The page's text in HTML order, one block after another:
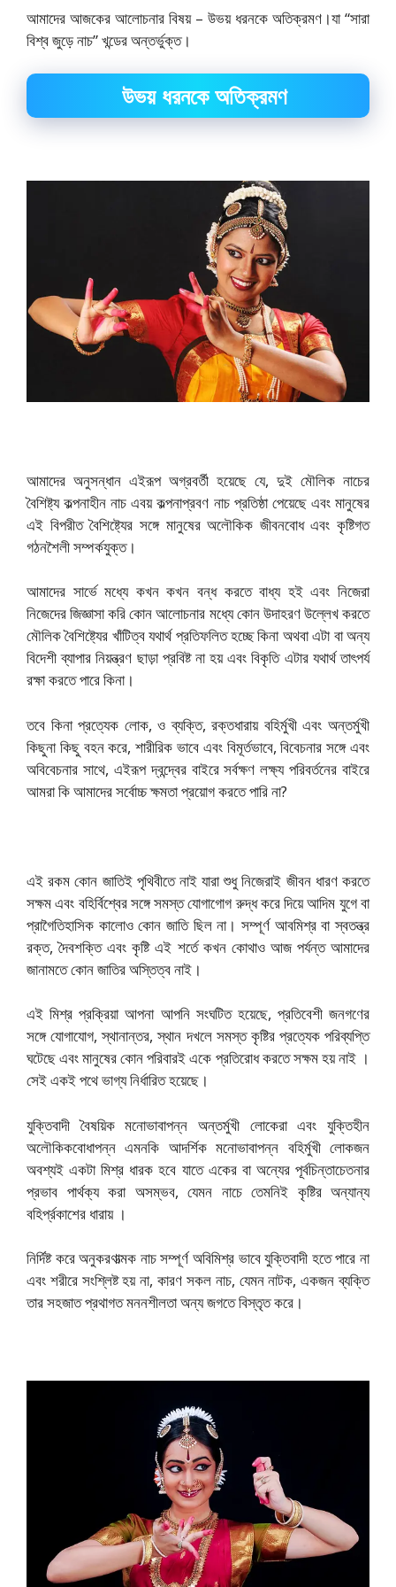
আমাদের আজকের আলোচনার বিষয় – উভয় ধরনকে অতিক্রমণ।যা “সারা
বিশ্ব জুড়ে নাচ” খন্ডের অন্তর্ভুক্ত।
উভয় ধরনকে অতিক্রমণ
আমাদের অনুসন্ধান এইরূপ অগ্রবর্তী হয়েছে যে, দুই মৌলিক নাচের
বৈশিষ্ট্য কল্পনাহীন নাচ এবয় কল্পনাপ্রবণ নাচ প্রতিষ্ঠা পেয়েছে এবং মানুষের
এই বিপরীত বৈশিষ্ট্যের সঙ্গে মানুষের অলৌকিক জীবনবোধ এবং কৃষ্টিগত
গঠনশৈলী সম্পর্কযুক্ত।
আমাদের সার্ভে মধ্যে কখন কখন বন্ধ করতে বাধ্য হই এবং নিজেরা
নিজেদের জিজ্ঞাসা করি কোন আলোচনার মধ্যে কোন উদাহরণ উল্লেখ করতে
মৌলিক বৈশিষ্ট্যের খাঁটিত্ব যথার্থ প্রতিফলিত হচ্ছে কিনা অথবা এটা বা অন্য
বিদেশী ব্যাপার নিয়ন্ত্রণ ছাড়া প্রবিষ্ট না হয় এবং বিকৃতি এটার যথার্থ তাৎপর্য
রক্ষা করতে পারে কিনা।
তবে কিনা প্রত্যেক লোক, ও ব্যক্তি, রক্তধারায় বহির্মুখী এবং অন্তর্মুখী
কিছুনা কিছু বহন করে, শারীরিক ভাবে এবং বিমূর্তভাবে, বিবেচনার সঙ্গে এবং
অবিবেচনার সাথে, এইরূপ দ্বন্দ্বের বাইরে সর্বক্ষণ লক্ষ্য পরিবর্তনের বাইরে
আমরা কি আমাদের সর্বোচ্চ ক্ষমতা প্রয়োগ করতে পারি না?
এই রকম কোন জাতিই পৃথিবীতে নাই যারা শুধু নিজেরাই জীবন ধারণ করতে
সক্ষম এবং বহির্বিশ্বের সঙ্গে সমস্ত যোগাগোগ রুদ্ধ করে দিয়ে আদিম যুগে বা
প্রাগৈতিহাসিক কালোও কোন জাতি ছিল না। সম্পূর্ণ আবমিশ্র বা স্বতন্ত্র
রক্ত, দৈবশক্তি এবং কৃষ্টি এই শর্তে কখন কোথাও আজ পর্যন্ত আমাদের
জানামতে কোন জাতির অস্তিত্ব নাই।
এই মিশ্র প্রক্রিয়া আপনা আপনি সংঘটিত হয়েছে, প্রতিবেশী জনগণের
সঙ্গে যোগাযোগ, স্থানান্তর, স্থান দখলে সমস্ত কৃষ্টির প্রত্যেক পরিব্যপ্তি
ঘটেছে এবং মানুষের কোন পরিবারই একে প্রতিরোধ করতে সক্ষম হয় নাই ।
সেই একই পথে ভাগ্য নির্ধারিত হয়েছে।
যুক্তিবাদী বৈষয়িক মনোভাবাপন্ন অন্তর্মুখী লোকেরা এবং যুক্তিহীন
অলৌকিকবোধাপন্ন এমনকি আদর্শিক মনোভাবাপন্ন বহির্মুখী লোকজন
অবশ্যই একটা মিশ্র ধারক হবে যাতে একের বা অন্যের পূর্বচিন্তাচেতনার
প্রভাব পার্থক্য করা অসম্ভব, যেমন নাচে তেমনিই কৃষ্টির অন্যান্য
বহির্প্রকাশের ধারায় ।
নির্দিষ্ট করে অনুকরণাত্মক নাচ সম্পূর্ণ অবিমিশ্র ভাবে যুক্তিবাদী হতে পারে না
এবং শরীরে সংশ্লিষ্ট হয় না, কারণ সকল নাচ, যেমন নাটক, একজন ব্যক্তি
তার সহজাত প্রথাগত মননশীলতা অন্য জগতে বিস্তৃত করে।